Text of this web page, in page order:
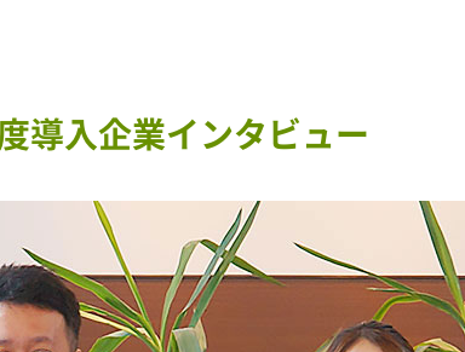
導入企業インタビュー